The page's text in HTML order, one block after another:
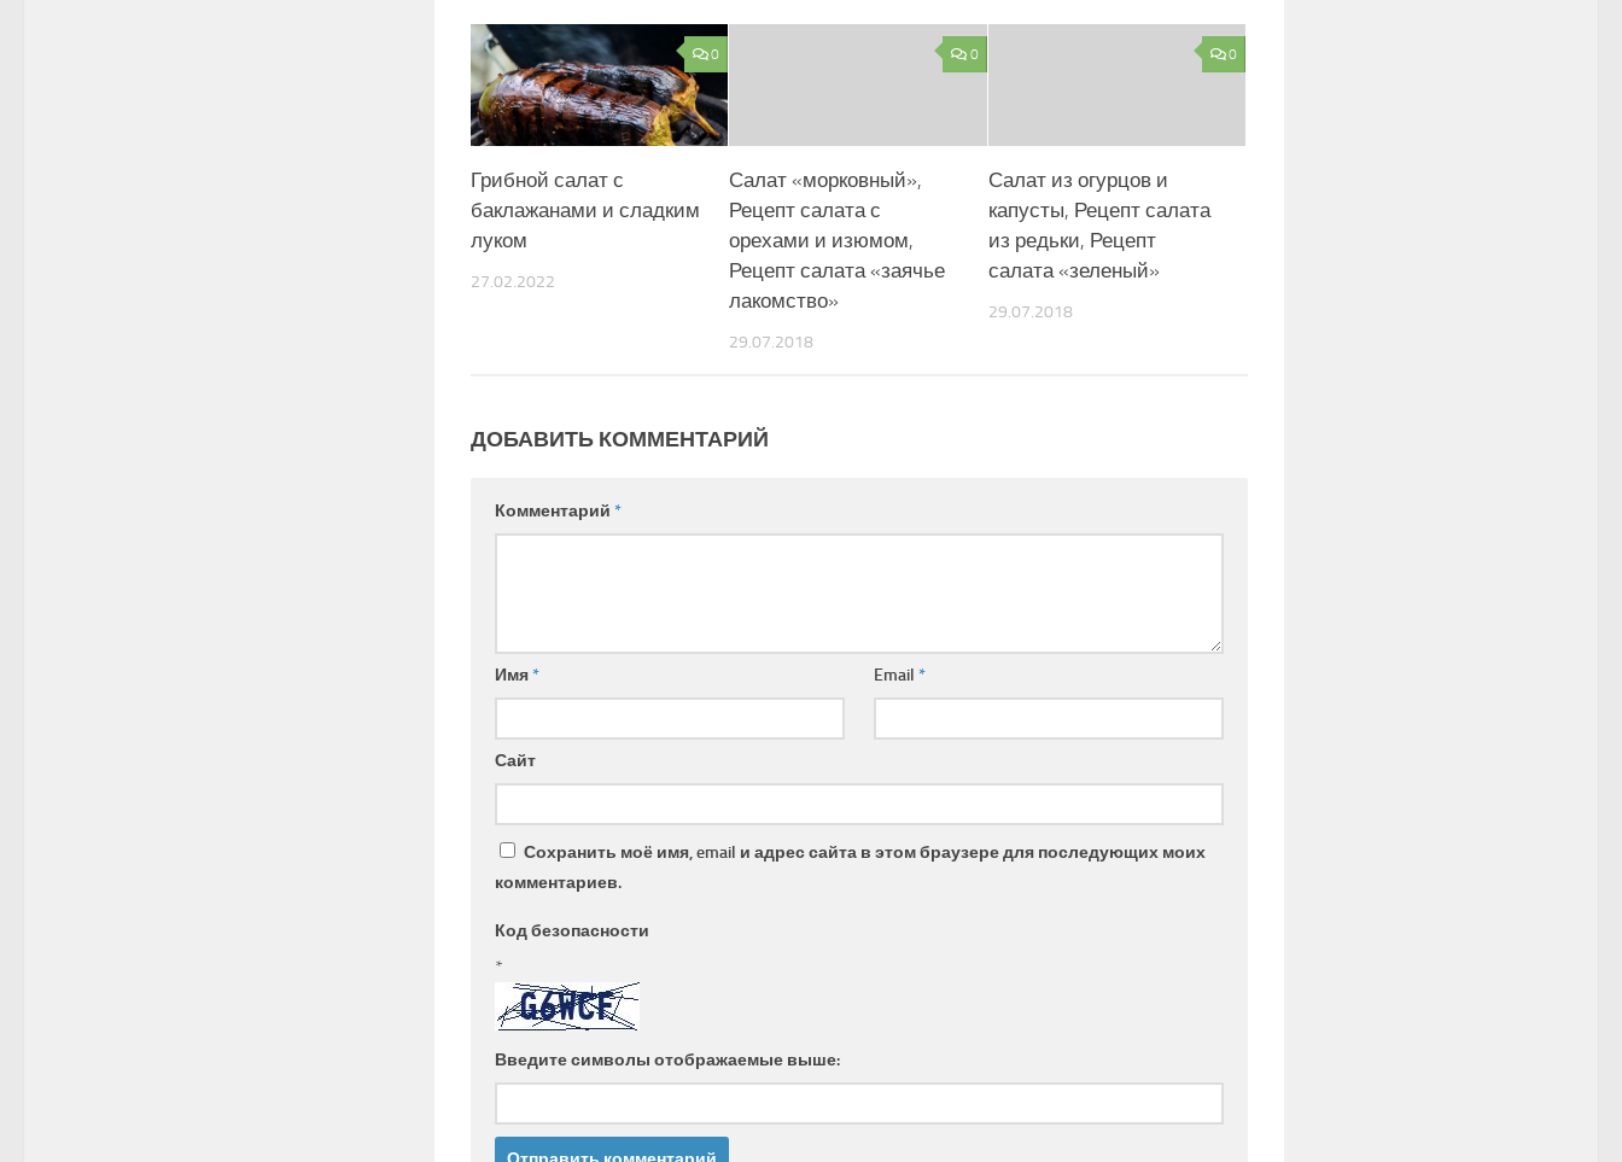
0
Грибной салат с
баклажанами и сладким
луком
27.02.2022
0
Салат «морковный»,
Рецепт салата с
орехами и изюмом,
Рецепт салата «заячье
лакомство»
29.07.2018
0
Салат из огурцов и
капусты, Рецепт салата
из редьки, Рецепт
салата «зеленый»
29.07.2018
ДОБАВИТЬ КОММЕНТАРИЙ
Комментарий *
Имя* Email*
Сайт
Сохранить моё имя, email и адрес сайта в этом браузере для последующих моих
комментариев.
Код безопасности
*
Введите символы отображаемые выше: